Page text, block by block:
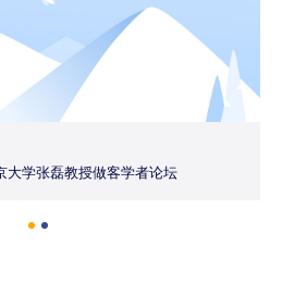
大学张磊教授做客学者论坛